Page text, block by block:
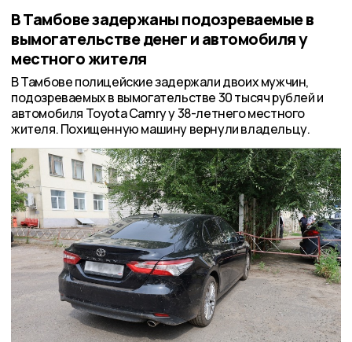
В Тамбове задержаны подозреваемые в
вымогательстве денег и автомобиля у
местного жителя
В Тамбове полицейские задержали двоих мужчин,
подозреваемых в вымогательстве 30 тысяч рублей и
автомобиля Toyota Camry у 38-летнего местного
жителя. Похищенную машину вернули владельцу.